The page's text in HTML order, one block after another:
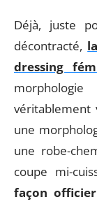
Déjà, juste
décontracté,
dressing
véritablement
une
une robe-
coupe mi-
façon officier